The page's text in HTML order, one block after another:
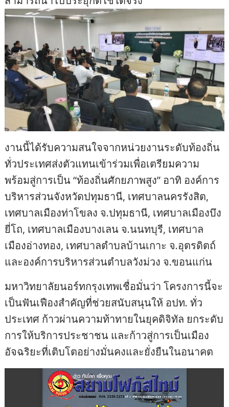
งานนี้ได้รับความสนใจจากหน่วยงานระดับท้องถิ่น
ทั่วประเทศส่งตัวแทนเข้าร่วมเพื่อเตรียมความ
พร้อมสู่การเป็น “ท้องถิ่นศักยภาพสูง” อาทิ องค์การ
บริหารส่วนจังหวัดปทุมธานี, เทศบาลนครรังสิต,
เทศบาลเมืองท่าโขลง จ.ปทุมธานี, เทศบาลเมืองบึง
ยี่โถ, เทศบาลเมืองบางเลน จ.นนทบุรี, เทศบาล
เมืองอ่างทอง, เทศบาลตำบลบ้านเกาะ จ.อุตรดิตถ์
และองค์การบริหารส่วนตำบลวังม่วง จ.ขอนแก่น
มหาวิทยาลัยนอร์ทกรุงเทพเชื่อมั่นว่า โครงการนี้จะ
เป็นฟันเฟืองสำคัญที่ช่วยสนับสนุนให้ อปท. ทั่ว
ประเทศ ก้าวผ่านความท้าทายในยุคดิจิทัล ยกระดับ
การให้บริการประชาชน และก้าวสู่การเป็นเมือง
อัจฉริยะที่เติบโตอย่างมั่นคงและยั่งยืนในอนาคต